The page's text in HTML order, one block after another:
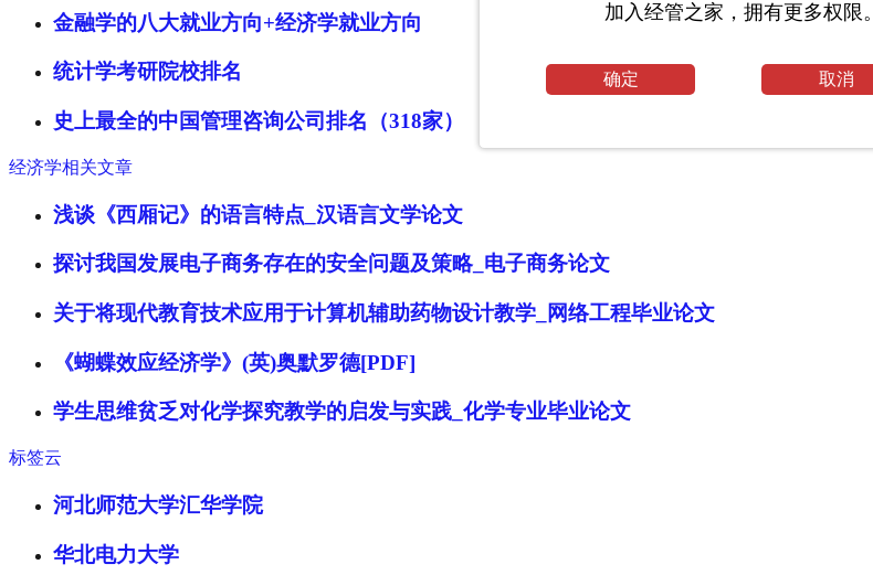
金融学的八大就业方向+经济学就业方向
统计学考研院校排名
史上最全的中国管理咨询公司排名（318家）
经济学相关文章
浅谈《西厢记》的语言特点_汉语言文学论文
探讨我国发展电子商务存在的安全问题及策略_电子商务论文
关于将现代教育技术应用于计算机辅助药物设计教学_网络工程毕业论文
《蝴蝶效应经济学》(英)奥默罗德[PDF]
学生思维贫乏对化学探究教学的启发与实践_化学专业毕业论文
标签云
河北师范大学汇华学院
华北电力大学
加入经管之家，拥有更多权限。
确定 取消